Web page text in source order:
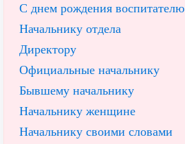
С днем рождения воспитателю
Начальнику отдела
Директору
Официальные начальнику
Бывшему начальнику
Начальнику женщине
Начальнику своими словами